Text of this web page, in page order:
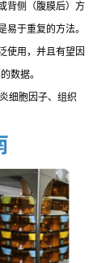
背侧（腹膜后）方
于重复的方法。
使用，并且有望因
数据。
细胞因子、组织